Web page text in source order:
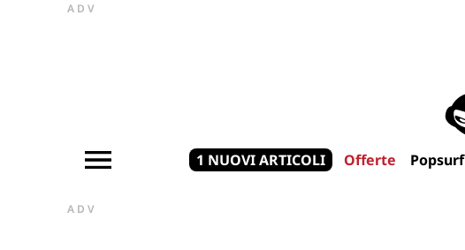
ADV
1 NUOVI ARTICOLI Offerte Popsurf
ADV